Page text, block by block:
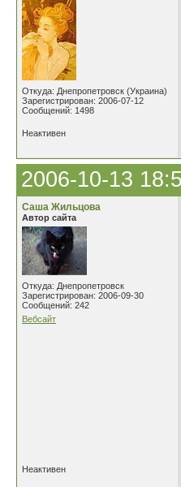
Откуда: Днепропетровск (Украина)
Зарегистрирован: 2006-07-12
Сообщений: 1498
Неактивен
2006-10-13
Саша Жильцова
Автор сайта
Откуда: Днепропетровск
Зарегистрирован: 2006-09-30
Сообщений: 242
Вебсайт
Неактивен